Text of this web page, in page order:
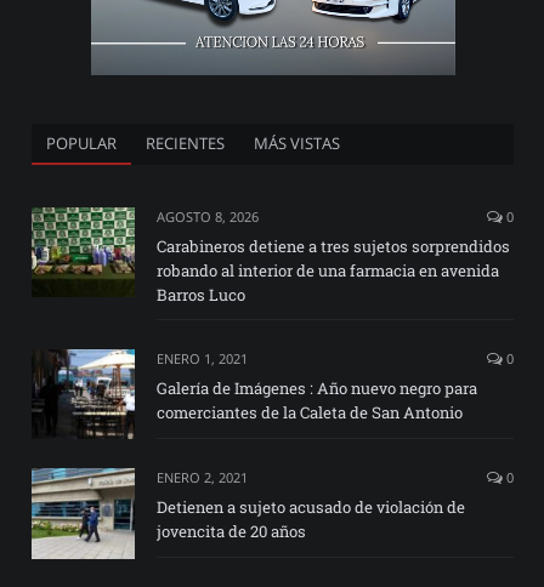
POPULAR RECIENTES MÁS VISTAS
AGOSTO 8, 2026 0
Carabineros detiene a tres sujetos sorprendidos
robando al interior de una farmacia en avenida
Barros Luco
ENERO 1, 2021 0
Galería de Imágenes : Año nuevo negro para
comerciantes de la Caleta de San Antonio
ENERO 2, 2021 0
Detienen a sujeto acusado de violación de
jovencita de 20 años